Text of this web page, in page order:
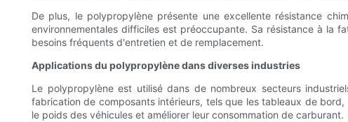
De plus, le polypropylène présente une excellente résistance
environnementales difficiles est préoccupante. Sa résistance à la
besoins fréquents d'entretien et de remplacement.
Applications du polypropylène dans diverses industries
Le polypropylène est utilisé dans de nombreux secteurs
fabrication de composants intérieurs, tels que les tableaux de
le poids des véhicules et améliorer leur consommation de carburant.